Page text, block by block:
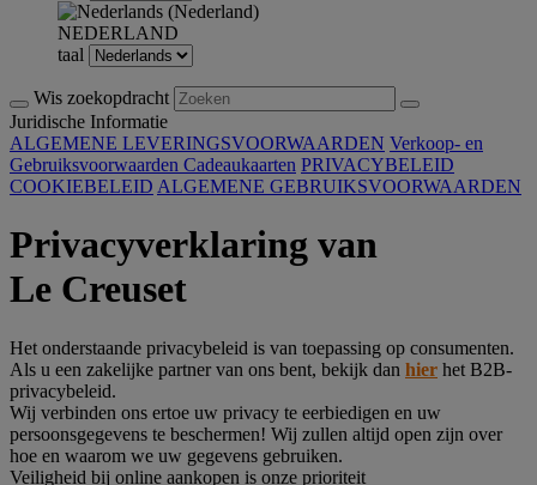
NEDERLAND
taal
Wis zoekopdracht
Juridische Informatie
ALGEMENE LEVERINGSVOORWAARDEN Verkoop- en
Gebruiksvoorwaarden Cadeaukaarten PRIVACYBELEID
COOKIEBELEID ALGEMENE GEBRUIKSVOORWAARDEN
Privacyverklaring van
Le Creuset
Het onderstaande privacybeleid is van toepassing op consumenten.
Als u een zakelijke partner van ons bent, bekijk dan hier het B2B-
privacybeleid.
Wij verbinden ons ertoe uw privacy te eerbiedigen en uw
persoonsgegevens te beschermen! Wij zullen altijd open zijn over
hoe en waarom we uw gegevens gebruiken.
Veiligheid bij online aankopen is onze prioriteit